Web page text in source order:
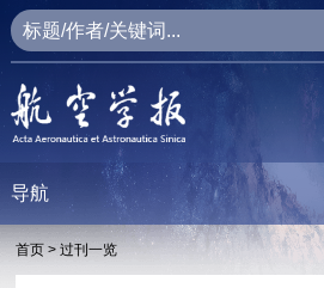
导航
首页 > 过刊一览